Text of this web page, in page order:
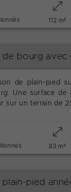
112 m²
de bourg avec
de plain-pied
Une surface de
sur un terrain de
83 m²
plain-pied